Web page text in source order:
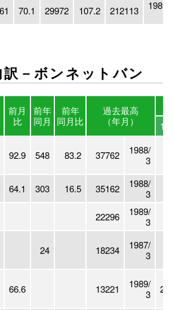
70.1 29972 107.2 212113
1989/
－ボンネットバン
前月
比
前年
同月
前年
同月比
過去最高
（年月）
18
92.9 548 83.2 37762
1988/
3
64.1 303 16.5 35162
1988/
3
22296
1989/
3
24 18234
1987/
3
66.6 13221
1989/
3